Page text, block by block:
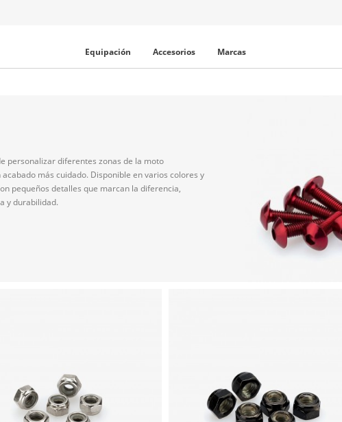
Equipación Accesorios Marcas
personalizar diferentes zonas de la moto
más cuidado. Disponible en varios colores y
pequeños detalles que marcan la diferencia,
y durabilidad.